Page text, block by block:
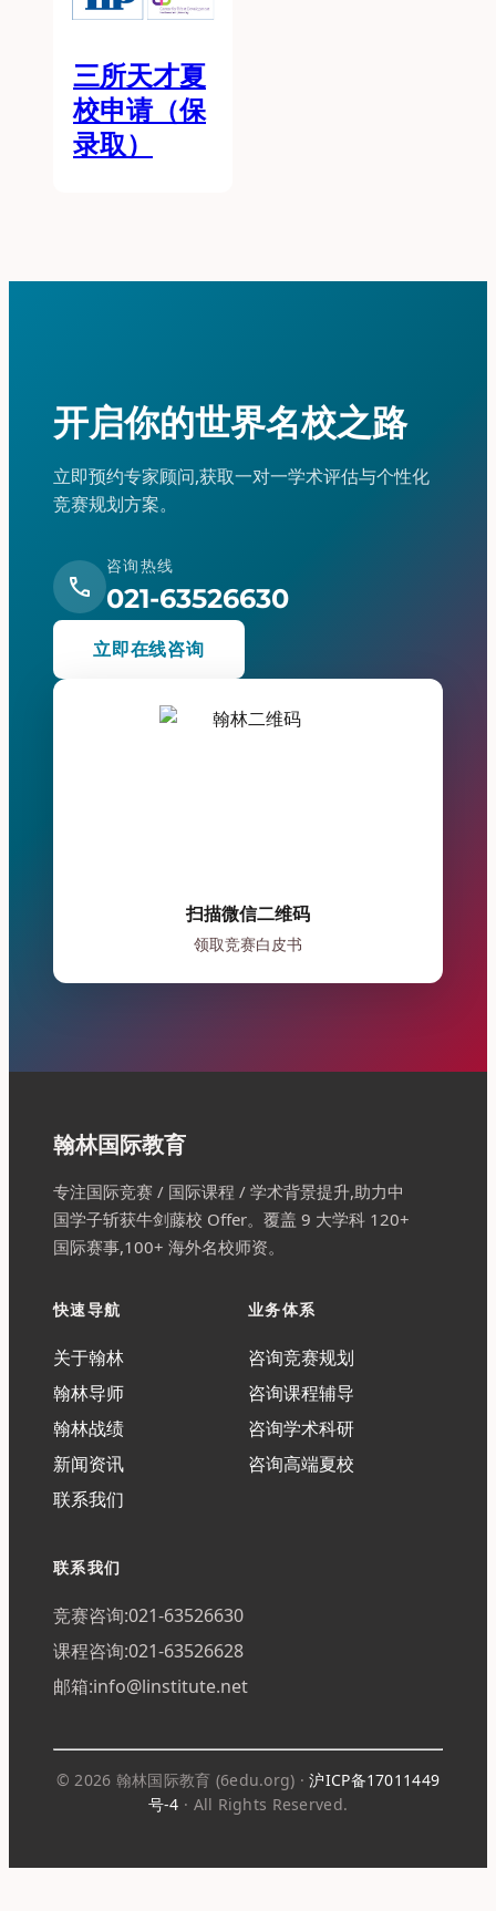
三所天才夏
校申请（保
录取）
开启你的世界名校之路
立即预约专家顾问,获取一对一学术评估与个性化
竞赛规划方案。
call
咨询热线
021-63526630
立即在线咨询
扫描微信二维码
领取竞赛白皮书
翰林国际教育
专注国际竞赛 / 国际课程 / 学术背景提升,助力中
国学子斩获牛剑藤校 Offer。覆盖 9 大学科 120+
国际赛事,100+ 海外名校师资。
快速导航
关于翰林
翰林导师
翰林战绩
新闻资讯
联系我们
业务体系
咨询竞赛规划
咨询课程辅导
咨询学术科研
咨询高端夏校
联系我们
竞赛咨询:021-63526630
课程咨询:021-63526628
邮箱:info@linstitute.net
© 2026 翰林国际教育 (6edu.org) ·沪ICP备17011449
号-4 · All Rights Reserved.